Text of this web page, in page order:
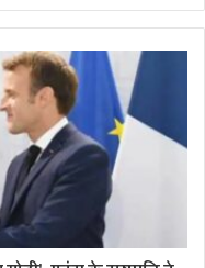
अगले हफ्ते साफ हो
किसी और तारीख को
मौला जट्ट सबसे महंगी
है। इस फिल्म ने कमाई
के आधिकारिक